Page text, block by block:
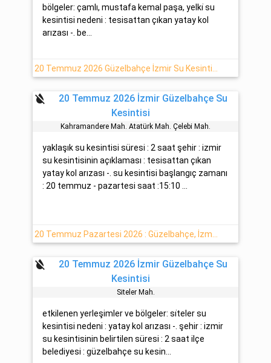
bölgeler: çamlı, mustafa kemal paşa, yelki̇ su
kesintisi nedeni : tesisattan çıkan yatay kol
arızası -. be...
format_color_reset
20 Temmuz 2026 İzmir Güzelbahçe Su
Kesintisi
Kahramandere Mah. Atatürk Mah. Çelebi̇ Mah.
yaklaşık su kesintisi süresi : 2 saat şehir : izmir
su kesintisinin açıklaması : tesisattan çıkan
yatay kol arızası -. su kesintisi başlangıç zamanı
: 20 temmuz - pazartesi saat :15:10 ...
format_color_reset
20 Temmuz 2026 İzmir Güzelbahçe Su
Kesintisi
Si̇teler Mah.
etkilenen yerleşimler ve bölgeler: si̇teler su
kesintisi nedeni : yatay kol arızası -. şehir : izmir
su kesintisinin belirtilen süresi : 2 saat ilçe
belediyesi : güzelbahçe su kesin...